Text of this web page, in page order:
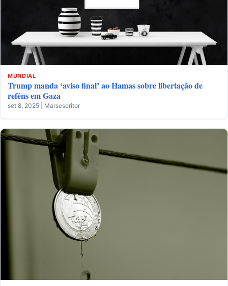
MUNDIAL
Trump manda ‘aviso final’ ao Hamas sobre libertação de
reféns em Gaza
set 8, 2025 | Marsescritor